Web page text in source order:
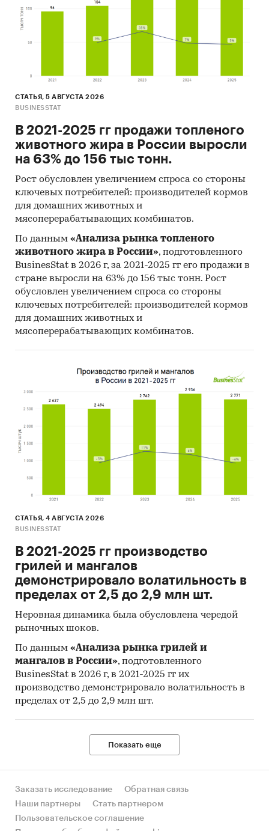
СТАТЬЯ, 5 АВГУСТА 2026
BUSINESSTAT
В 2021-2025 гг продажи топленого
животного жира в России выросли
на 63% до 156 тыс тонн.
Рост обусловлен увеличением спроса со стороны
ключевых потребителей: производителей кормов
для домашних животных и
мясоперерабатывающих комбинатов.
По данным «Анализа рынка топленого
животного жира в России», подготовленного
BusinesStat в 2026 г, за 2021-2025 гг его продажи в
стране выросли на 63% до 156 тыс тонн. Рост
обусловлен увеличением спроса со стороны
ключевых потребителей: производителей кормов
для домашних животных и
мясоперерабатывающих комбинатов.
СТАТЬЯ, 4 АВГУСТА 2026
BUSINESSTAT
В 2021-2025 гг производство
грилей и мангалов
демонстрировало волатильность в
пределах от 2,5 до 2,9 млн шт.
Неровная динамика была обусловлена чередой
рыночных шоков.
По данным «Анализа рынка грилей и
мангалов в России», подготовленного
BusinesStat в 2026 г, в 2021-2025 гг их
производство демонстрировало волатильность в
пределах от 2,5 до 2,9 млн шт.
Показать еще
Заказать исследование
Обратная связь
Наши партнеры
Стать партнером
Пользовательское соглашение